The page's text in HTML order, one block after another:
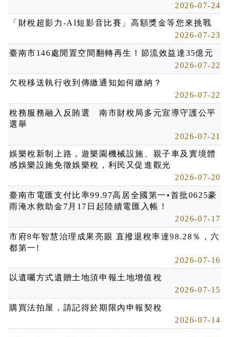
2026-07-24
「財稅超影力-AI短影音比賽」高額獎金等您來挑戰
2026-07-23
臺南市146處閒置空間翻轉再生！節流效益達35億元
2026-07-22
欠稅移送執行收到傳繳通知如何繳納？
2026-07-22
稅務服務融入反賄選 南市財稅局多元宣導守護公平
選舉
2026-07-21
娛樂稅新制上路，遊樂園機械設施、親子車及實境體
感娛樂設施免徵娛樂稅，利民又促進觀光
2026-07-20
臺南市電匯支付比率99.97高居全國第一•首批0625豪
雨淹水救助金7月17日起陸續電匯入帳！
2026-07-17
市府8年智慧治理成果亮眼 直撥退稅率達98.28％，六
都第一!
2026-07-16
以遺囑方式遺贈土地須申報土地增值稅
2026-07-15
購買法拍屋，請記得於期限內申報契稅
2026-07-14